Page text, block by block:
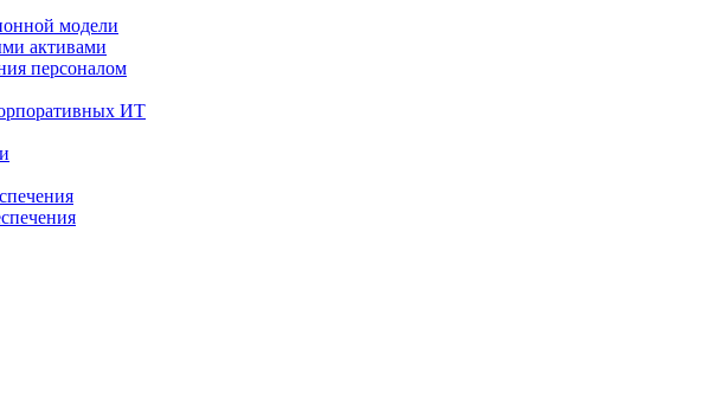
модели
активами
персоналом
ИТ